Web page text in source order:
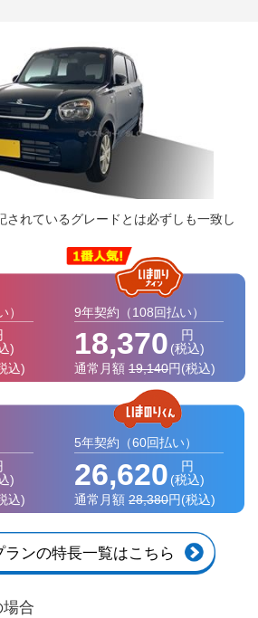
されているグレードとは必ずしも一致し
）
)
込)
9年契約 （108回払い）
18,370
円
(税込)
通常月額 19,140円(税込)
)
込)
5年契約 （60回払い）
26,620
円
(税込)
通常月額 28,380円(税込)
ランの特長一覧はこちら
合